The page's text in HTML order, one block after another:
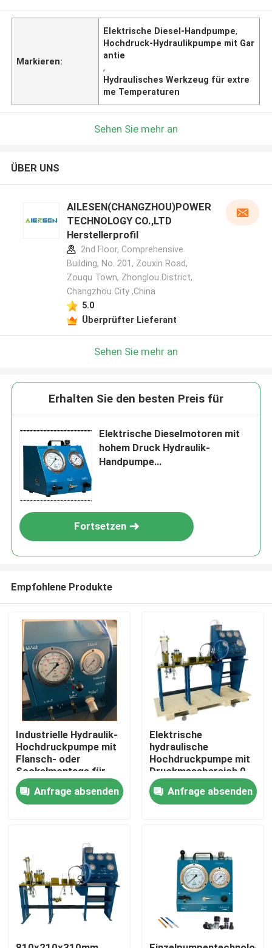
Zu Hause
Produkte
Videos
Markieren:
Elektrische Diesel-Handpumpe,
Hochdruck-Hydraulikpumpe mit Gar
antie
,
Hydraulisches Werkzeug für extre
me Temperaturen
Sehen Sie mehr an
ÜBER UNS
AILESEN(CHANGZHOU)POWER
TECHNOLOGY CO.,LTD
Herstellerprofil
2nd Floor, Comprehensive
Building, No. 201, Zouxin Road,
Zouqu Town, Zhonglou District,
Changzhou City ,China
5.0
Überprüfter Lieferant
Sehen Sie mehr an
Erhalten Sie den besten Preis für
Elektrische Dieselmotoren mit
hohem Druck Hydraulik-
Handpumpe
Fortsetzen
Empfohlene Produkte
Industrielle Hydraulik-
Hochdruckpumpe mit
Flansch- oder
Sockelmontage für
den industriellen
BetriebAnfrage absenden
Elektrische
hydraulische
Hochdruckpumpe mit
Druckmessbereich 0-
3000Bar Optimiert für
hydraulische
Pumpensysteme
Anfrage absenden